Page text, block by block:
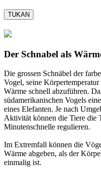
TUKAN
Der Schnabel als
Die grossen Schnäbel der
Vogel, seine
Wärme schnell abzuführen.
südamerikanischen Vogels
eines Elefanten. Je nach
Aktivität können die Tiere die
Minutenschnelle regulieren.
Im Extremfall können die
Wärme abgeben, als der
einmalig ist.